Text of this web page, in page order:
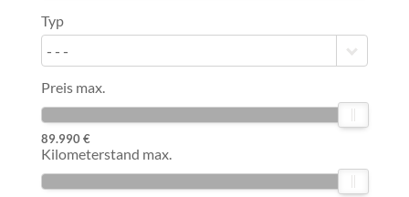
Typ
- - -
Preis max.
89.990 €
Kilometerstand max.